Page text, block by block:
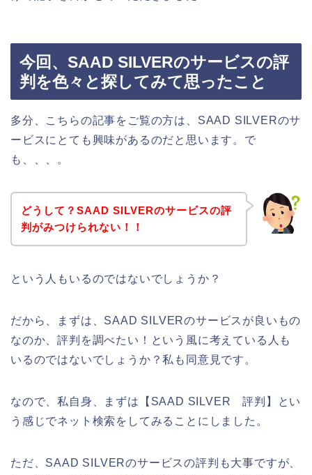
今回、SAAD SILVERのサービスの評
判を色々と探してみて思ったこと
多分、こちらの記事をご覧の方は、SAAD SILVERのサ
ービスにとても興味があるのだと思います。で
も、、、。
どうして？SAAD SILVERのサービスの評
判がみつけられない！！
という人もいるのではないでしょうか？
だから、まずは、SAAD SILVERのサービスが良いもの
なのか、評判を調べたい！という風に考えている人も
いるのではないでしょうか？私も同意見です。
なので、私自身、まずは【SAAD SILVER 評判】とい
う感じでネット検索をしてみることにしました。
ただ、SAAD SILVERのサービスの評判も大事ですが、